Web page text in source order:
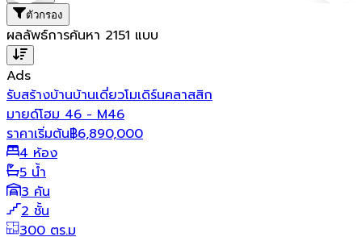
ตัวกรอง
ผลลัพธ์การค้นหา 2151 แบบ
Ads
รับสร้างบ้านบ้านเดี่ยวโมเดิร์นคลาสสิก
มายด์โฮม 46 - M46
ราคาเริ่มต้น฿6,890,000
4 ห้อง
5 น้ำ
3 คัน
2 ชั้น
300 ตร.ม